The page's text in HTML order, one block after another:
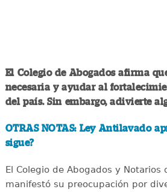
El Colegio de Abogados afirma
necesaria y ayudar al
del país. Sin embargo, adivierte
OTRAS NOTAS: Ley Antilavado
sigue?
El Colegio de Abogados y Notarios
manifestó su preocupación por